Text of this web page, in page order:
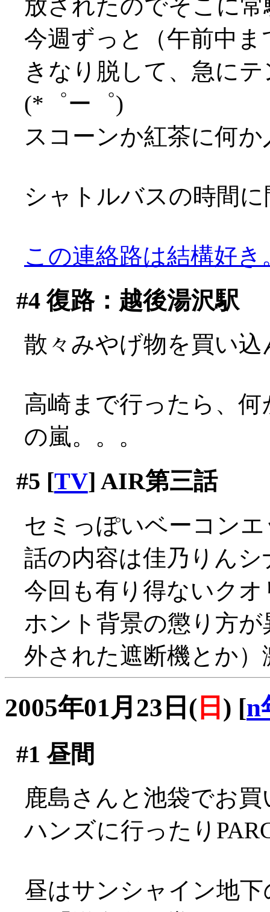
放されたのでそこに常
今週ずっと（午前中
きなり脱して、急に
(*゜ー゜)
スコーンか紅茶に何
シャトルバスの時間
この連絡路は結構好き
#4復路：越後湯沢駅
散々みやげ物を買い
高崎まで行ったら、
の嵐。。。
#5 [TV] AIR第三話
セミっぽいベーコン
話の内容は佳乃りん
今回も有り得ないク
ホント背景の懲り方
外された遮断機とか
2005年01月23日( 日 ) [n
#1 昼間
鹿島さんと池袋でお
ハンズに行ったり
昼はサンシャイン地